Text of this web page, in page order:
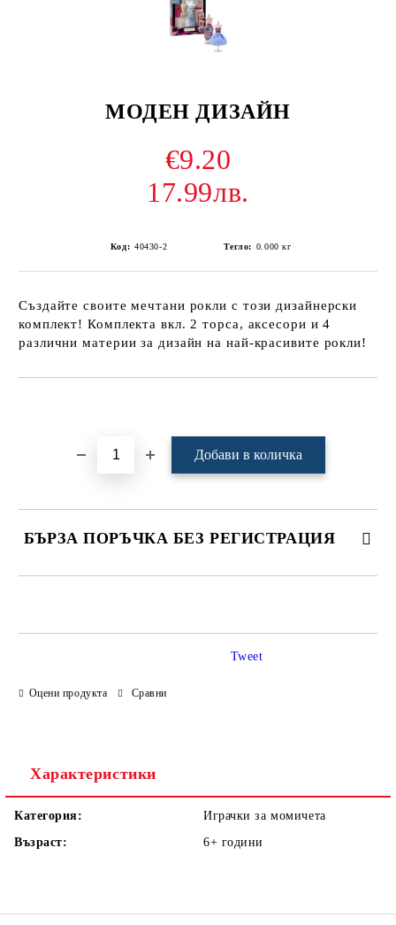
МОДЕН ДИЗАЙН
€9.20
17.99лв.
Код: 40430-2 Тегло: 0.000 кг
Създайте своите мечтани рокли с този дизайнерски
комплект! Комплекта вкл. 2 торса, аксесори и 4
различни материи за дизайн на най-красивите рокли!
БЪРЗА ПОРЪЧКА БЕЗ РЕГИСТРАЦИЯ
Оцени продукта Сравни
Tweet
Характеристики
Категория:
Играчки за момичета
Възраст:
6+ години